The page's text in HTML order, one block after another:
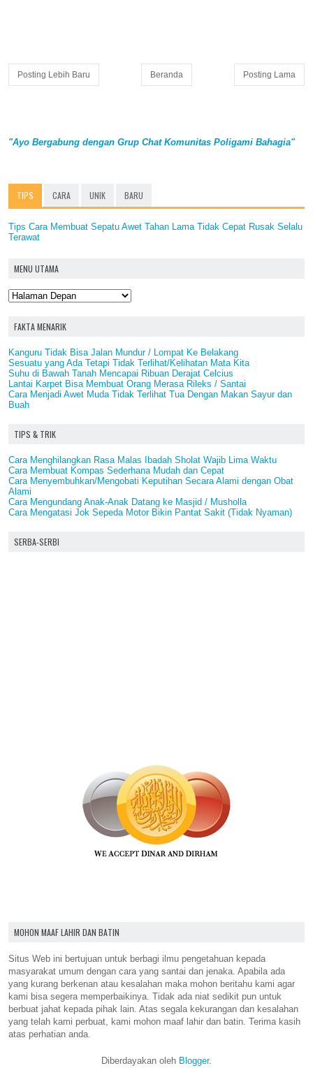
Posting Lebih Baru Posting Lama
Beranda
"Ayo Bergabung dengan Grup Chat Komunitas Poligami Bahagia"
TIPS CARA UNIK BARU
Tips Cara Membuat Sepatu Awet Tahan Lama Tidak Cepat Rusak Selalu
Terawat
MENU UTAMA
FAKTA MENARIK
Kanguru Tidak Bisa Jalan Mundur / Lompat Ke Belakang
Sesuatu yang Ada Tetapi Tidak Terlihat/Kelihatan Mata Kita
Suhu di Bawah Tanah Mencapai Ribuan Derajat Celcius
Lantai Karpet Bisa Membuat Orang Merasa Rileks / Santai
Cara Menjadi Awet Muda Tidak Terlihat Tua Dengan Makan Sayur dan
Buah
TIPS & TRIK
Cara Menghilangkan Rasa Malas Ibadah Sholat Wajib Lima Waktu
Cara Membuat Kompas Sederhana Mudah dan Cepat
Cara Menyembuhkan/Mengobati Keputihan Secara Alami dengan Obat
Alami
Cara Mengundang Anak-Anak Datang ke Masjid / Musholla
Cara Mengatasi Jok Sepeda Motor Bikin Pantat Sakit (Tidak Nyaman)
SERBA-SERBI
MOHON MAAF LAHIR DAN BATIN
Situs Web ini bertujuan untuk berbagi ilmu pengetahuan kepada
masyarakat umum dengan cara yang santai dan jenaka. Apabila ada
yang kurang berkenan atau kesalahan maka mohon beritahu kami agar
kami bisa segera memperbaikinya. Tidak ada niat sedikit pun untuk
berbuat jahat kepada pihak lain. Atas segala kekurangan dan kesalahan
yang telah kami perbuat, kami mohon maaf lahir dan batin. Terima kasih
atas perhatian anda.
Diberdayakan oleh Blogger.